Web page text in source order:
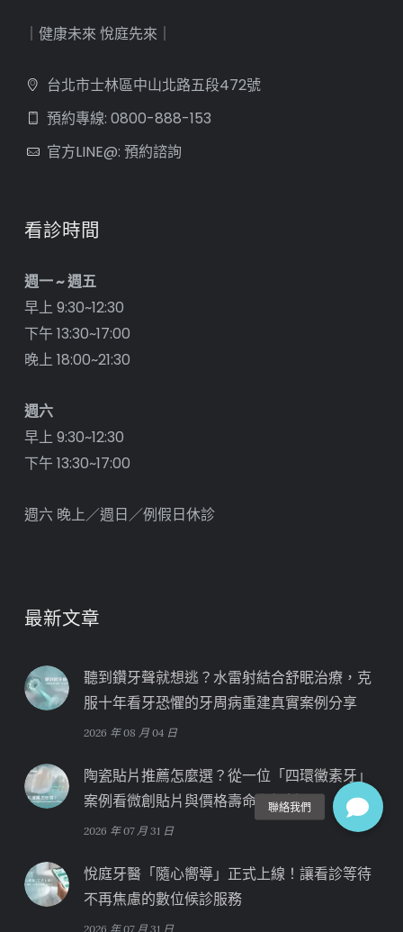
｜健康未來 悅庭先來｜
台北市士林區中山北路五段472號
預約專線: 0800-888-153
官方LINE@: 預約諮詢
看診時間
週一 ~ 週五
早上 9:30~12:30
下午 13:30~17:00
晚上 18:00~21:30
週六
早上 9:30~12:30
下午 13:30~17:00
週六 晚上／週日／例假日休診
最新文章
聽到鑽牙聲就想逃？水雷射結合舒眠治療，克
服十年看牙恐懼的牙周病重建真實案例分享
2026 年 08 月 04 日
陶瓷貼片推薦怎麼選？從一位「四環黴素牙」
案例看微創貼片與價格壽命全解析
2026 年 07 月 31 日
悅庭牙醫「隨心嚮導」正式上線！讓看診等待
不再焦慮的數位候診服務
2026 年 07 月 31 日